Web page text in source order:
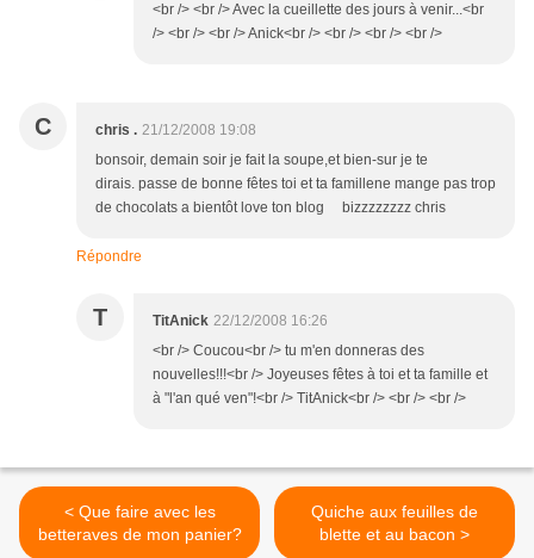
<br /> <br /> Avec la cueillette des jours à venir...<br
/> <br /> <br /> Anick<br /> <br /> <br /> <br />
C chris . 21/12/2008 19:08
bonsoir, demain soir je fait la soupe,et bien-sur je te
dirais. passe de bonne fêtes toi et ta famillene mange pas trop
de chocolats a bientôt love ton blog bizzzzzzzz chris
Répondre
T TitAnick 22/12/2008 16:26
<br /> Coucou<br /> tu m'en donneras des
nouvelles!!!<br /> Joyeuses fêtes à toi et ta famille et
à "l'an qué ven"!<br /> TitAnick<br /> <br /> <br />
< Que faire avec les
betteraves de mon panier?
Quiche aux feuilles de
blette et au bacon >